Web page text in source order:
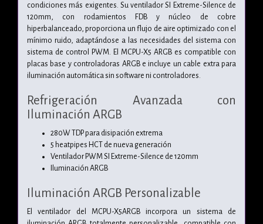
condiciones más exigentes. Su ventilador SI Extreme-Silence de
120mm, con rodamientos FDB y núcleo de cobre
hiperbalanceado, proporciona un flujo de aire optimizado con el
mínimo ruido, adaptándose a las necesidades del sistema con
sistema de control PWM. El MCPU-X5 ARGB es compatible con
placas base y controladoras ARGB e incluye un cable extra para
iluminación automática sin software ni controladores.
Refrigeración Avanzada con
Iluminación ARGB
280W TDP para disipación extrema
5 heatpipes HCT de nueva generación
Ventilador PWM SI Extreme-Silence de 120mm
Iluminación ARGB
Iluminación ARGB Personalizable
El ventilador del MCPU-X5ARGB incorpora un sistema de